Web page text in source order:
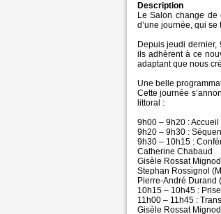
Description
Le Salon change de
d’une journée, qui
Depuis jeudi dernier,
ils adhèrent à ce
adaptant que nous
Une belle
Cette journée
littoral :
9h00 – 9h20 :
9h20 – 9h30 :
9h30 – 10h15 :
Catherine Chabaud
Gisèle Rossat
Stephan Rossignol
Pierre-André Durand
10h15 – 10h45 :
11h00 – 11h45 :
Gisèle Rossat